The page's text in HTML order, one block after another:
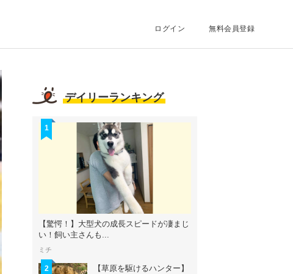
ログイン 無料会員登録
デイリーランキング
1
【驚愕！】大型犬の成長スピードが凄まじ
い！飼い主さんも...
ミチ
2
【草原を駆けるハンター】